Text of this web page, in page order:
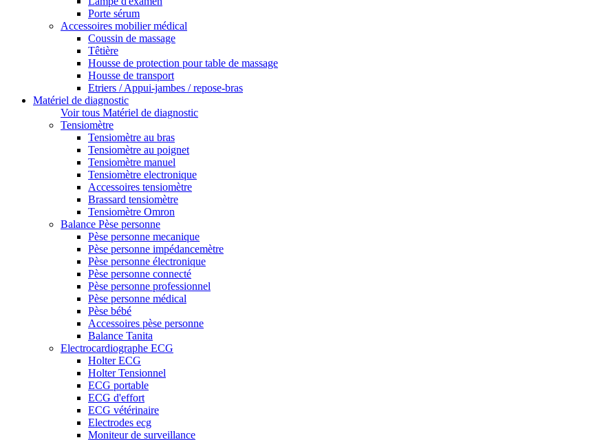
Porte sérum
Accessoires mobilier médical
Coussin de massage
Têtière
Housse de protection pour table de massage
Housse de transport
Etriers / Appui-jambes / repose-bras
Matériel de diagnostic
Voir tous Matériel de diagnostic
Tensiomètre
Tensiomètre au bras
Tensiomètre au poignet
Tensiomètre manuel
Tensiomètre electronique
Accessoires tensiomètre
Brassard tensiomètre
Tensiomètre Omron
Balance Pèse personne
Pèse personne mecanique
Pèse personne impédancemètre
Pèse personne électronique
Pèse personne connecté
Pèse personne professionnel
Pèse personne médical
Pèse bébé
Accessoires pèse personne
Balance Tanita
Electrocardiographe ECG
Holter ECG
Holter Tensionnel
ECG portable
ECG d'effort
ECG vétérinaire
Electrodes ecg
Moniteur de surveillance